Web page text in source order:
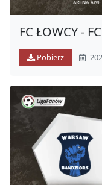
FC ŁOWCY -
2025)
Pobierz